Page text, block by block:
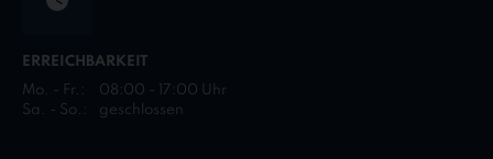
ERREICHBARKEIT
Mo. - Fr.:
08:00 - 17:00 Uhr
Sa. - So.:
geschlossen